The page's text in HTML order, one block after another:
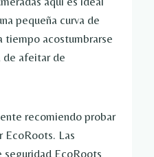
pequeña curva de
tiempo acostumbrarse
de afeitar de
recomiendo probar
EcoRoots. Las
EcoRoots